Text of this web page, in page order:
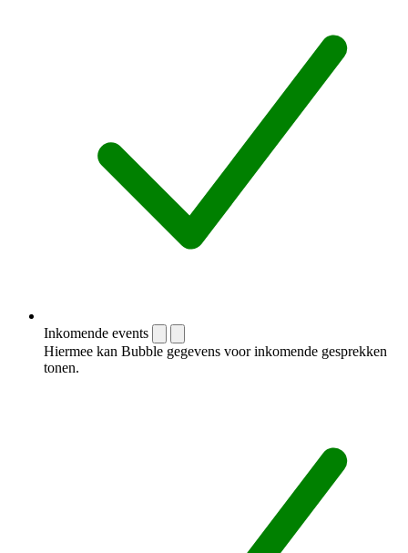
Inkomende events
Hiermee kan Bubble gegevens voor inkomende gesprekken
tonen.